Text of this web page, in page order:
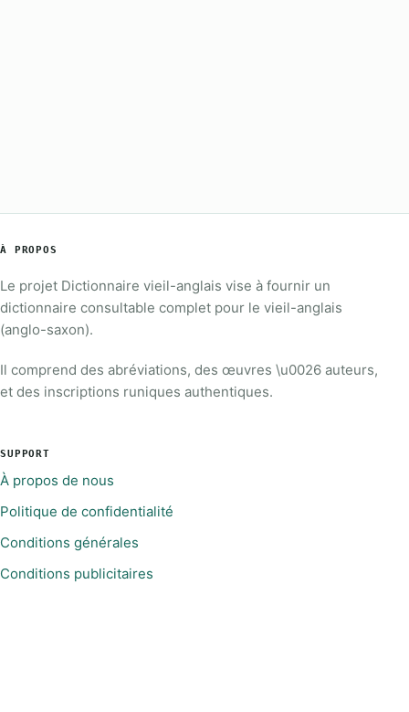
À PROPOS
Le projet Dictionnaire vieil-anglais vise à fournir un
dictionnaire consultable complet pour le vieil-anglais
(anglo-saxon).
Il comprend des abréviations, des œuvres \u0026 auteurs,
et des inscriptions runiques authentiques.
SUPPORT
À propos de nous
Politique de confidentialité
Conditions générales
Conditions publicitaires